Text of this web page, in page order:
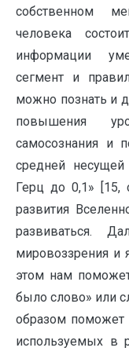
собственном
человека
информации
сегмент и
можно познать и
повышения
самосознания и
средней
Герц до 0,1»
развития
развиваться.
мировоззрения и
этом нам
было слово» или
образом поможет
используемых в